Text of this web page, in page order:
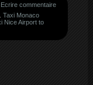
Ecrire commentaire
Taxi Monaco
Nice Airport to